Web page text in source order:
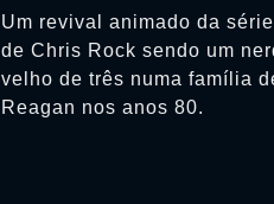
Um revival animado da
de Chris Rock sendo um
velho de três numa família
Reagan nos anos 80.